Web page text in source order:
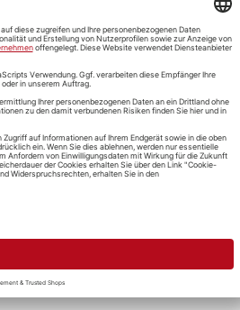
Nordhorn , Deutschland,
(*) abgeschlossenen Vertrag
(*)
auf Papier)